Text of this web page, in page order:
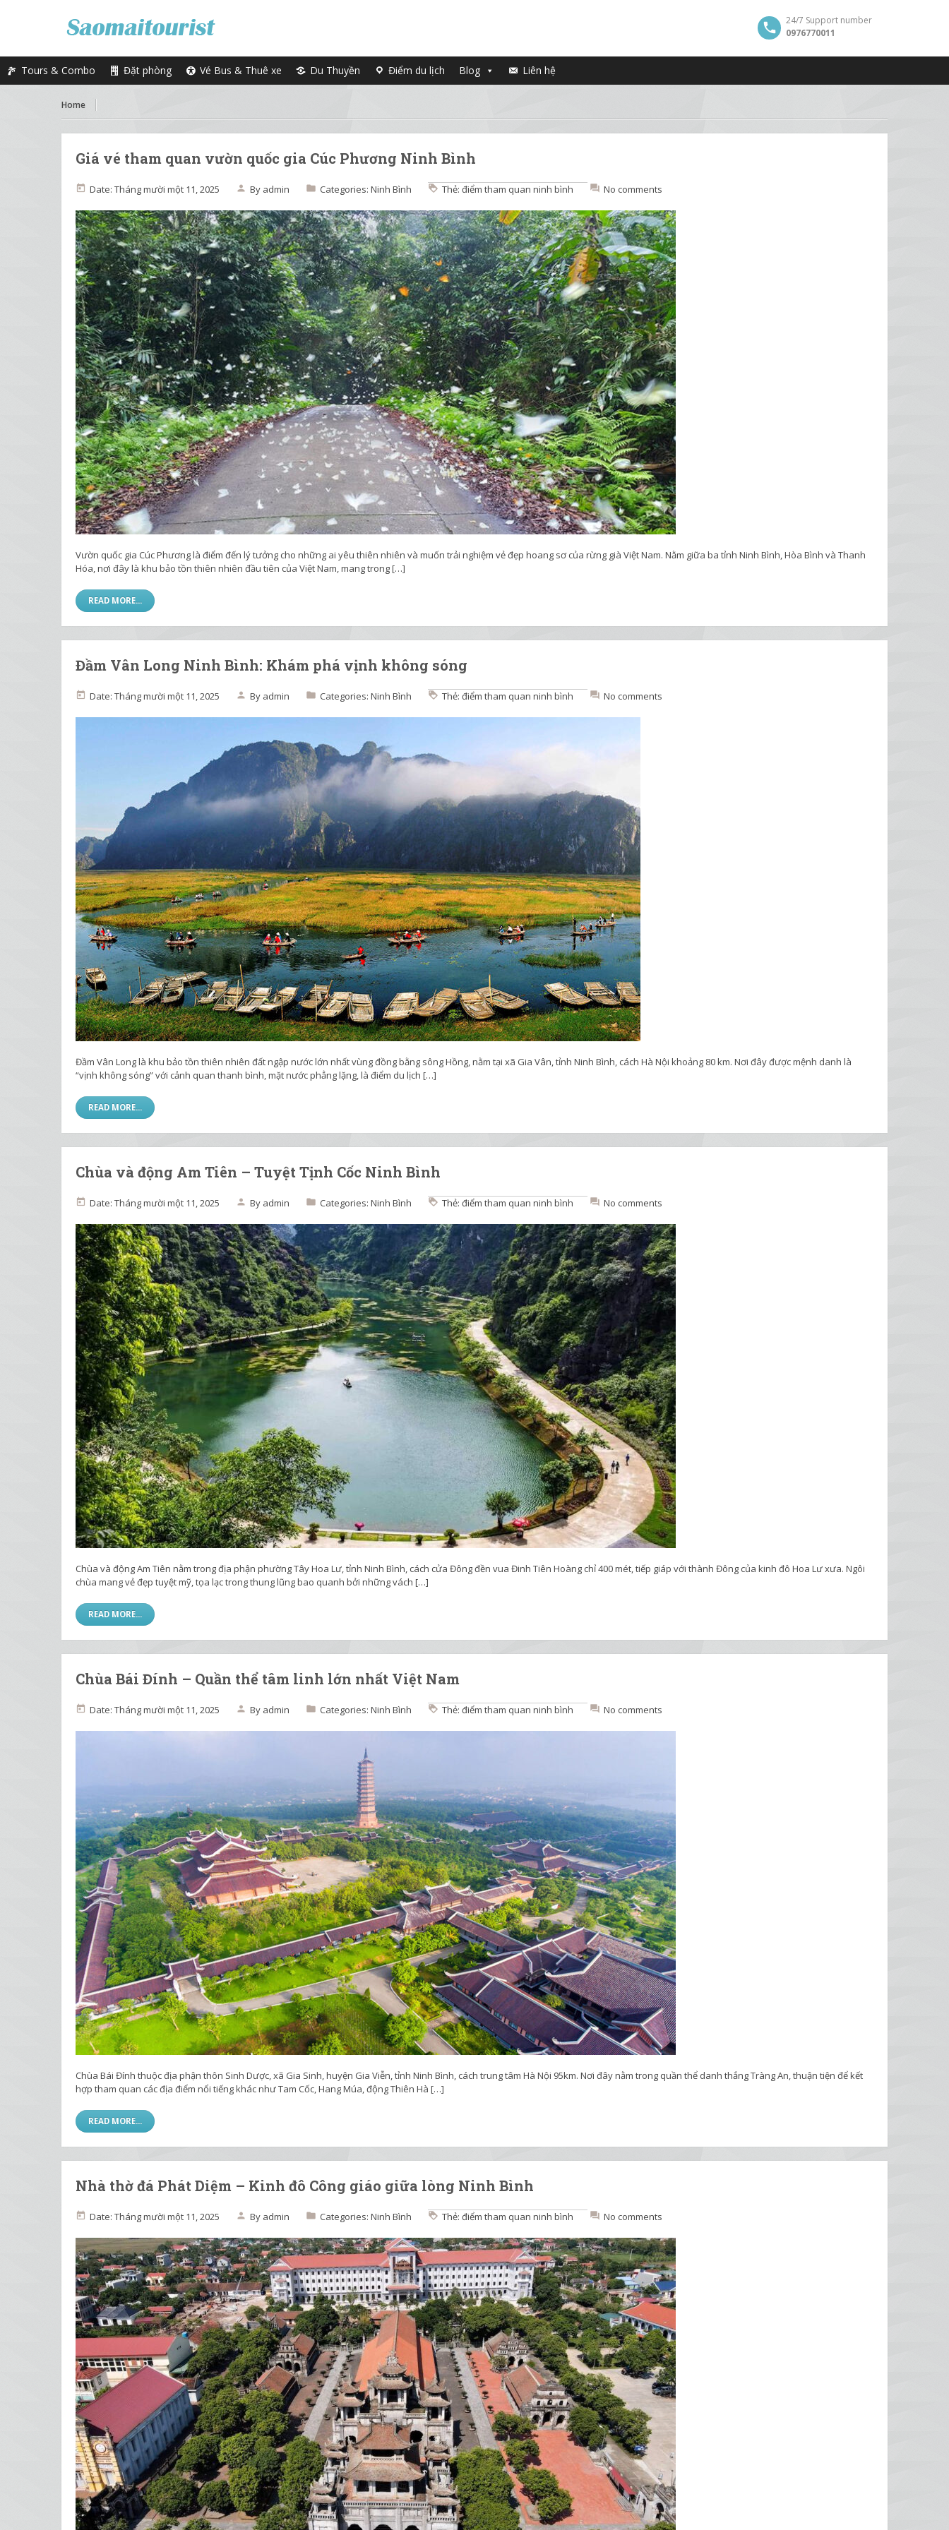
24/7 Support number
0976770011
Tours & Combo Đặt phòng Vé Bus & Thuê xe Du Thuyền Điểm du lịch Blog Liên hệ
Home
Giá vé tham quan vườn quốc gia Cúc Phương Ninh Bình
Date: Tháng mười một 11, 2025 By admin Categories: Ninh Bình Thẻ: điểm tham quan ninh bình No comments
Vườn quốc gia Cúc Phương là điểm đến lý tưởng cho những ai yêu thiên nhiên và muốn trải nghiệm vẻ đẹp hoang sơ của rừng già Việt Nam. Nằm giữa ba tỉnh Ninh Bình, Hòa Bình và Thanh
Hóa, nơi đây là khu bảo tồn thiên nhiên đầu tiên của Việt Nam, mang trong […]
READ MORE...
Đầm Vân Long Ninh Bình: Khám phá vịnh không sóng
Date: Tháng mười một 11, 2025 By admin Categories: Ninh Bình Thẻ: điểm tham quan ninh bình No comments
Đầm Vân Long là khu bảo tồn thiên nhiên đất ngập nước lớn nhất vùng đồng bằng sông Hồng, nằm tại xã Gia Vân, tỉnh Ninh Bình, cách Hà Nội khoảng 80 km. Nơi đây được mệnh danh là
“vịnh không sóng” với cảnh quan thanh bình, mặt nước phẳng lặng, là điểm du lịch […]
READ MORE...
Chùa và động Am Tiên – Tuyệt Tịnh Cốc Ninh Bình
Date: Tháng mười một 11, 2025 By admin Categories: Ninh Bình Thẻ: điểm tham quan ninh bình No comments
Chùa và động Am Tiên nằm trong địa phận phường Tây Hoa Lư, tỉnh Ninh Bình, cách cửa Đông đền vua Đinh Tiên Hoàng chỉ 400 mét, tiếp giáp với thành Đông của kinh đô Hoa Lư xưa. Ngôi
chùa mang vẻ đẹp tuyệt mỹ, tọa lạc trong thung lũng bao quanh bởi những vách […]
READ MORE...
Chùa Bái Đính – Quần thể tâm linh lớn nhất Việt Nam
Date: Tháng mười một 11, 2025 By admin Categories: Ninh Bình Thẻ: điểm tham quan ninh bình No comments
Chùa Bái Đính thuộc địa phận thôn Sinh Dược, xã Gia Sinh, huyện Gia Viễn, tỉnh Ninh Bình, cách trung tâm Hà Nội 95km. Nơi đây nằm trong quần thể danh thắng Tràng An, thuận tiện để kết
hợp tham quan các địa điểm nổi tiếng khác như Tam Cốc, Hang Múa, động Thiên Hà […]
READ MORE...
Nhà thờ đá Phát Diệm – Kinh đô Công giáo giữa lòng Ninh Bình
Date: Tháng mười một 11, 2025 By admin Categories: Ninh Bình Thẻ: điểm tham quan ninh bình No comments